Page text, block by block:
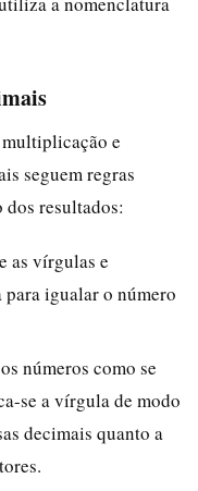
e
seguem regras
dos resultados:
as vírgulas e
igualar o número
números como se
se a vírgula de modo
decimais quanto a